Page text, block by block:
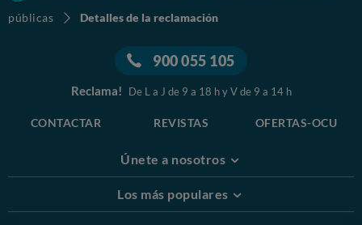
públicas
Detalles de la reclamación
900 055 105
Reclama! De L a J de 9 a 18 h y V de 9 a 14 h
CONTACTAR REVISTAS OFERTAS-OCU
Únete a nosotros
Los más populares